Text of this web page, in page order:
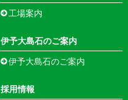
工場案内
伊予大島石のご案内
伊予大島石のご案内
採用情報